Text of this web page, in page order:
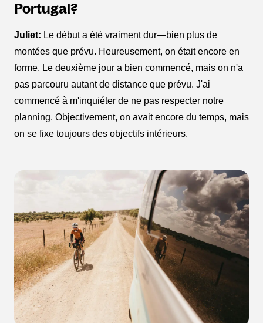
Portugal?
Juliet: Le début a été vraiment dur—bien plus de
montées que prévu. Heureusement, on était encore en
forme. Le deuxième jour a bien commencé, mais on n'a
pas parcouru autant de distance que prévu. J'ai
commencé à m'inquiéter de ne pas respecter notre
planning. Objectivement, on avait encore du temps, mais
on se fixe toujours des objectifs intérieurs.